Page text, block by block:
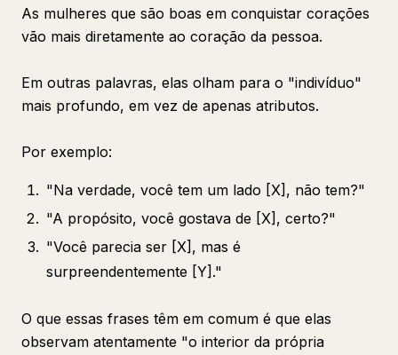
As mulheres que são boas em conquistar corações
vão mais diretamente ao coração da pessoa.
Em outras palavras, elas olham para o "indivíduo"
mais profundo, em vez de apenas atributos.
Por exemplo:
"Na verdade, você tem um lado [X], não tem?"
"A propósito, você gostava de [X], certo?"
"Você parecia ser [X], mas é
surpreendentemente [Y]."
O que essas frases têm em comum é que elas
observam atentamente "o interior da própria